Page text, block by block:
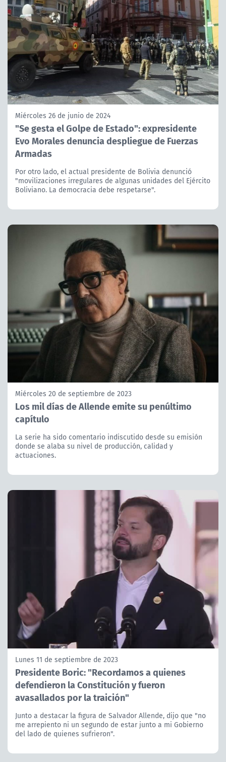
Miércoles 26 de junio de 2024
"Se gesta el Golpe de Estado": expresidente
Evo Morales denuncia despliegue de Fuerzas
Armadas
Por otro lado, el actual presidente de Bolivia denunció
"movilizaciones irregulares de algunas unidades del Ejército
Boliviano. La democracia debe respetarse".
Miércoles 20 de septiembre de 2023
Los mil días de Allende emite su penúltimo
capítulo
La serie ha sido comentario indiscutido desde su emisión
donde se alaba su nivel de producción, calidad y
actuaciones.
Lunes 11 de septiembre de 2023
Presidente Boric: "Recordamos a quienes
defendieron la Constitución y fueron
avasallados por la traición"
Junto a destacar la figura de Salvador Allende, dijo que "no
me arrepiento ni un segundo de estar junto a mi Gobierno
del lado de quienes sufrieron".